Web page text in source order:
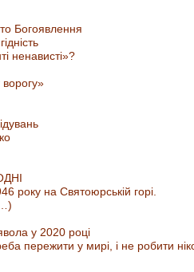
Богоявлення
ненависті»?
року на Святоюрській горі.
у 2020 році
пережити у мирі, і не робити